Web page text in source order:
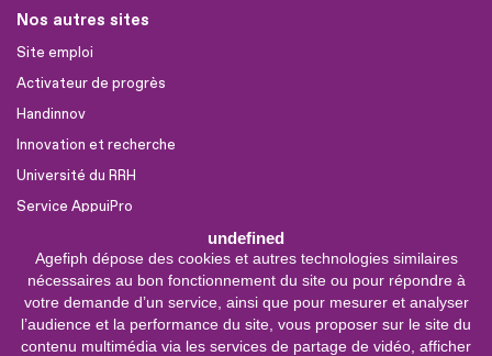
undefined
Agefiph dépose des cookies et autres technologies similaires
nécessaires au bon fonctionnement du site ou pour répondre à
votre demande d’un service, ainsi que pour mesurer et analyser
l’audience et la performance du site, vous proposer sur le site du
contenu multimédia via les services de partage de vidéo, afficher
Nos autres sites
Site emploi
Activateur de progrès
Handinnov
Innovation et recherche
Université du RRH
Service AppuiPro
Nous suivre
Youtube
Linkedin